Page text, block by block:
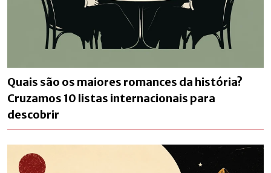
Quais são os maiores romances da história?
Cruzamos 10 listas internacionais para
descobrir